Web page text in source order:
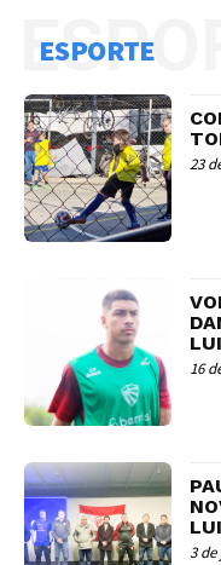
ESPORTE
23
16
3